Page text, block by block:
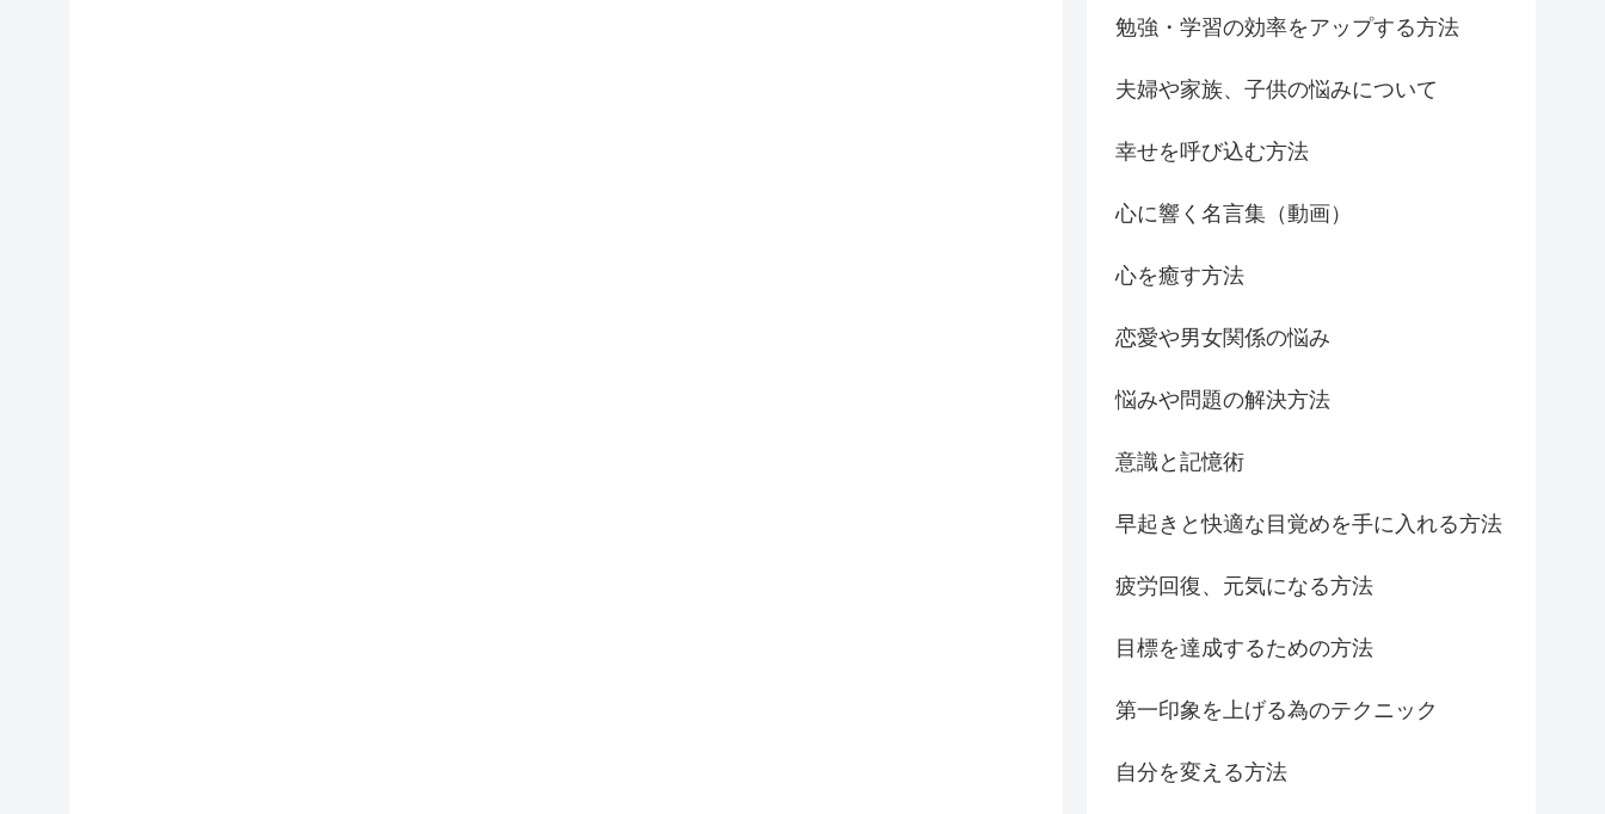
勉強・学習の効率をアップする方法
夫婦や家族、子供の悩みについて
幸せを呼び込む方法
心に響く名言集（動画）
心を癒す方法
恋愛や男女関係の悩み
悩みや問題の解決方法
意識と記憶術
早起きと快適な目覚めを手に入れる方法
疲労回復、元気になる方法
目標を達成するための方法
第一印象を上げる為のテクニック
自分を変える方法